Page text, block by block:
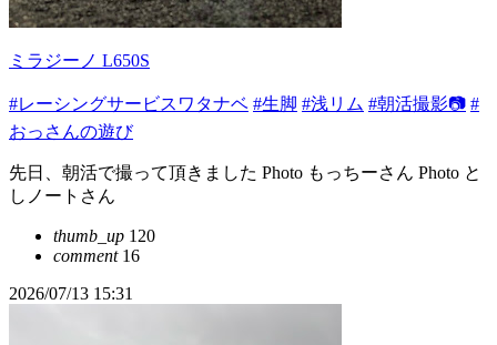
ミラジーノ L650S
#レーシングサービスワタナベ #生脚 #浅リム #朝活撮影📷 #
おっさんの遊び
先日、朝活で撮って頂きました Photo もっちーさん Photo と
しノートさん
thumb_up 120
comment16
2026/07/13 15:31